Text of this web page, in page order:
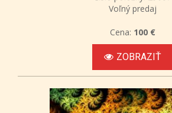
Voľný predaj
Cena: 100 €
ZOBRAZIŤ